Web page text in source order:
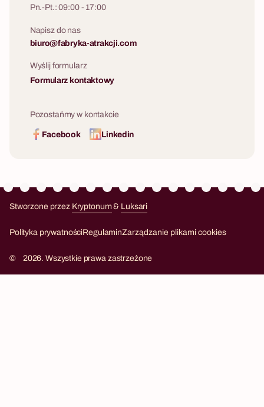
Pn.-Pt.: 09:00 - 17:00
Napisz do nas
biuro@fabryka-atrakcji.com
Wyślij formularz
Formularz kontaktowy
Pozostańmy w kontakcie
Facebook Linkedin
Stworzone przez Kryptonum& Luksari
Polityka prywatnościRegulaminZarządzanie plikami cookies
© 2026. Wszystkie prawa zastrzeżone